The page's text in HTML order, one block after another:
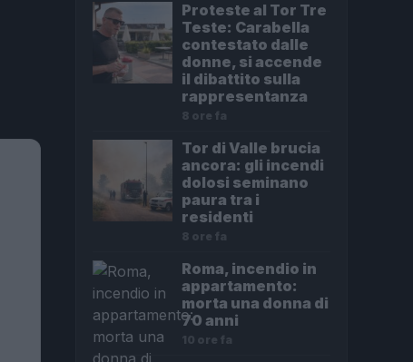
Proteste al Tor Tre
Teste: Carabella
contestato dalle
donne, si accende
il dibattito sulla
rappresentanza
8 ore fa
Tor di Valle brucia
ancora: gli incendi
dolosi seminano
paura tra i
residenti
8 ore fa
Roma, incendio in
appartamento:
morta una donna di
70 anni
10 ore fa